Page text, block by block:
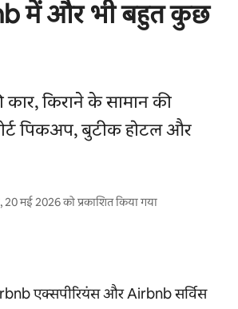
में और भी बहुत कुछ
कार, किराने के सामान की
पिकअप, बुटीक होटल और
20 मई 2026को प्रकाशित किया गया
एक्सपीरियंस और Airbnb सर्विस